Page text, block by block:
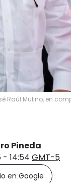
Raúl Mulino, en
Pineda
14:54 GMT-5
en Google